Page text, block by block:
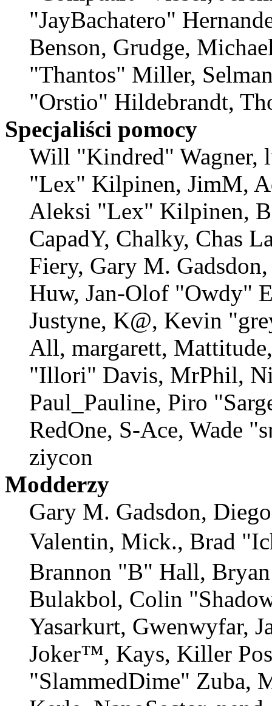
"JayBachatero"
Benson, Grudge,
"Thantos" Miller,
"Orstio" Hildebrandt,
Specjaliści pomocy
Will "Kindred" Wagner,
"Lex" Kilpinen, JimM,
Aleksi "Lex" Kilpinen,
CapadY, Chalky, Chas
Fiery, Gary M.
Huw, Jan-Olof "Owdy"
Justyne, K@, Kevin
All, margarett,
"Illori" Davis, MrPhil,
Paul_Pauline, Piro
RedOne, S-Ace, Wade
ziycon
Modderzy
Gary M. Gadsdon,
Valentin, Mick., Brad
Brannon "B" Hall,
Bulakbol, Colin
Yasarkurt, Gwenwyfar,
Joker™, Kays, Killer
"SlammedDime" Zuba,